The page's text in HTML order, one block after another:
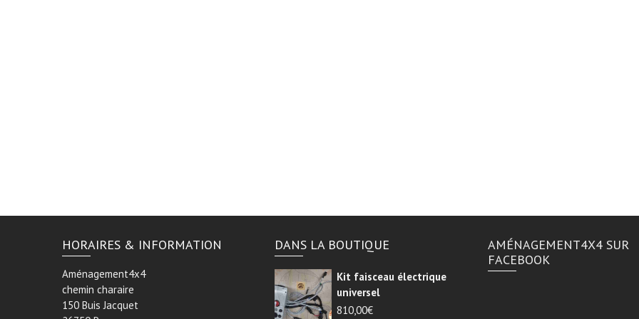
HORAIRES & INFORMATION
Aménagement4x4
chemin charaire
150 Buis Jacquet
DANS LA BOUTIQUE
Kit faisceau électrique
universel
810,00€
AMÉNAGEMENT4X4 SUR
FACEBOOK